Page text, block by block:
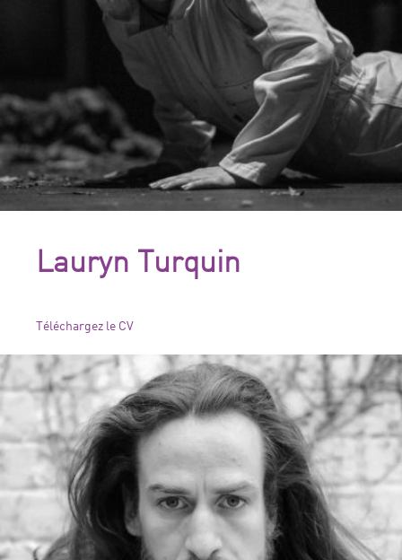
Lauryn Turquin
Téléchargez le CV